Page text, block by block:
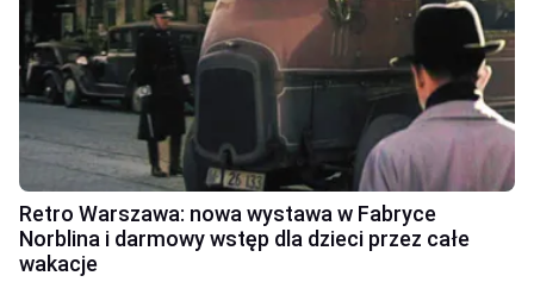
Retro Warszawa: nowa wystawa w Fabryce
Norblina i darmowy wstęp dla dzieci przez całe
wakacje